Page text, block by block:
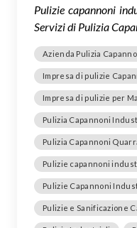
Pulizie capannoni
Servizi di Pulizia
Azienda Pulizia
Impresa di pulizie
Impresa di pulizie per
Pulizia Capannoni
Pulizia Capannoni
Pulizie capannoni
Pulizie Capannoni
Pulizie e Sanificazione